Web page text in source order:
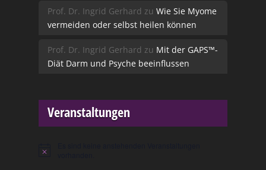
Prof. Dr. Ingrid Gerhard zu Wie Sie Myome
vermeiden oder selbst heilen können
Prof. Dr. Ingrid Gerhard zu Mit der GAPS™-
Diät Darm und Psyche beeinflussen
Veranstaltungen
Hinweis